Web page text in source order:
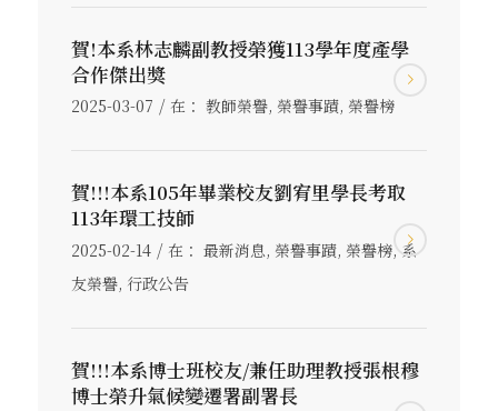
賀!本系林志麟副教授榮獲113學年度產學
合作傑出獎
2025-03-07 / 在： 教師榮譽, 榮譽事蹟, 榮譽榜
賀!!!本系105年畢業校友劉宥里學長考取
113年環工技師
2025-02-14 / 在： 最新消息, 榮譽事蹟, 榮譽榜, 系
友榮譽, 行政公告
賀!!!本系博士班校友/兼任助理教授張根穆
博士榮升氣候變遷署副署長